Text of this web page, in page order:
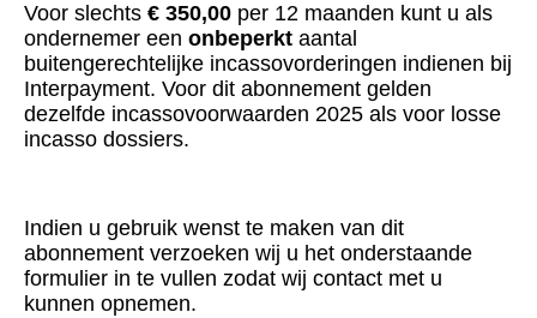
Voor slechts € 350,00 per 12 maanden kunt u als
ondernemer een onbeperkt aantal
buitengerechtelijke incassovorderingen indienen bij
Interpayment. Voor dit abonnement gelden
dezelfde incassovoorwaarden 2025 als voor losse
incasso dossiers.
Indien u gebruik wenst te maken van dit
abonnement verzoeken wij u het onderstaande
formulier in te vullen zodat wij contact met u
kunnen opnemen.